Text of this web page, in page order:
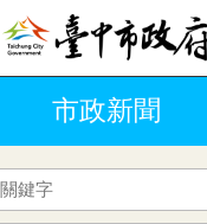
市政新聞